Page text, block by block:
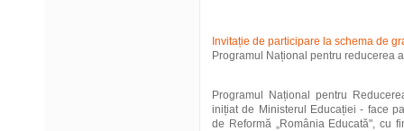
Invitație de participare la schema de
Programul Național pentru reducerea
Programul Național pentru
inițiat de Ministerul Educației - face
de Reformă „România Educată", cu